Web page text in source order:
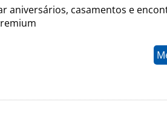
aniversários, casamentos e